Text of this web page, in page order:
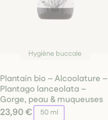
Hygiène buccale
Plantain bio – Alcoolature –
Plantago lanceolata –
Gorge, peau & muqueuses
23,90 €
50 ml